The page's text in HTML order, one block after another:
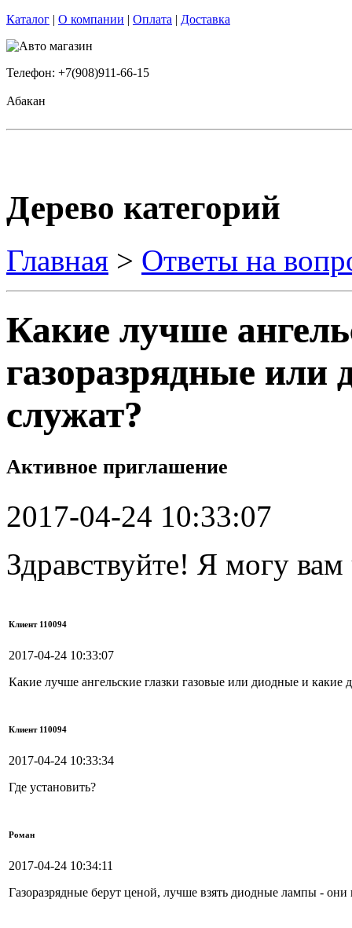
Каталог | О компании | Оплата | Доставка
Телефон: +7(908)911-66-15
Абакан
Дерево категорий
Главная > Ответы на
Какие лучше
газоразрядные или
служат?
Активное приглашение
2017-04-24 10:33:07
Здравствуйте! Я могу
Клиент 110094
2017-04-24 10:33:07
Какие лучше ангельские глазки газовые или диодные и какие
Клиент 110094
2017-04-24 10:33:34
Где установить?
Роман
2017-04-24 10:34:11
Газоразрядные берут ценой, лучше взять диодные лампы - они